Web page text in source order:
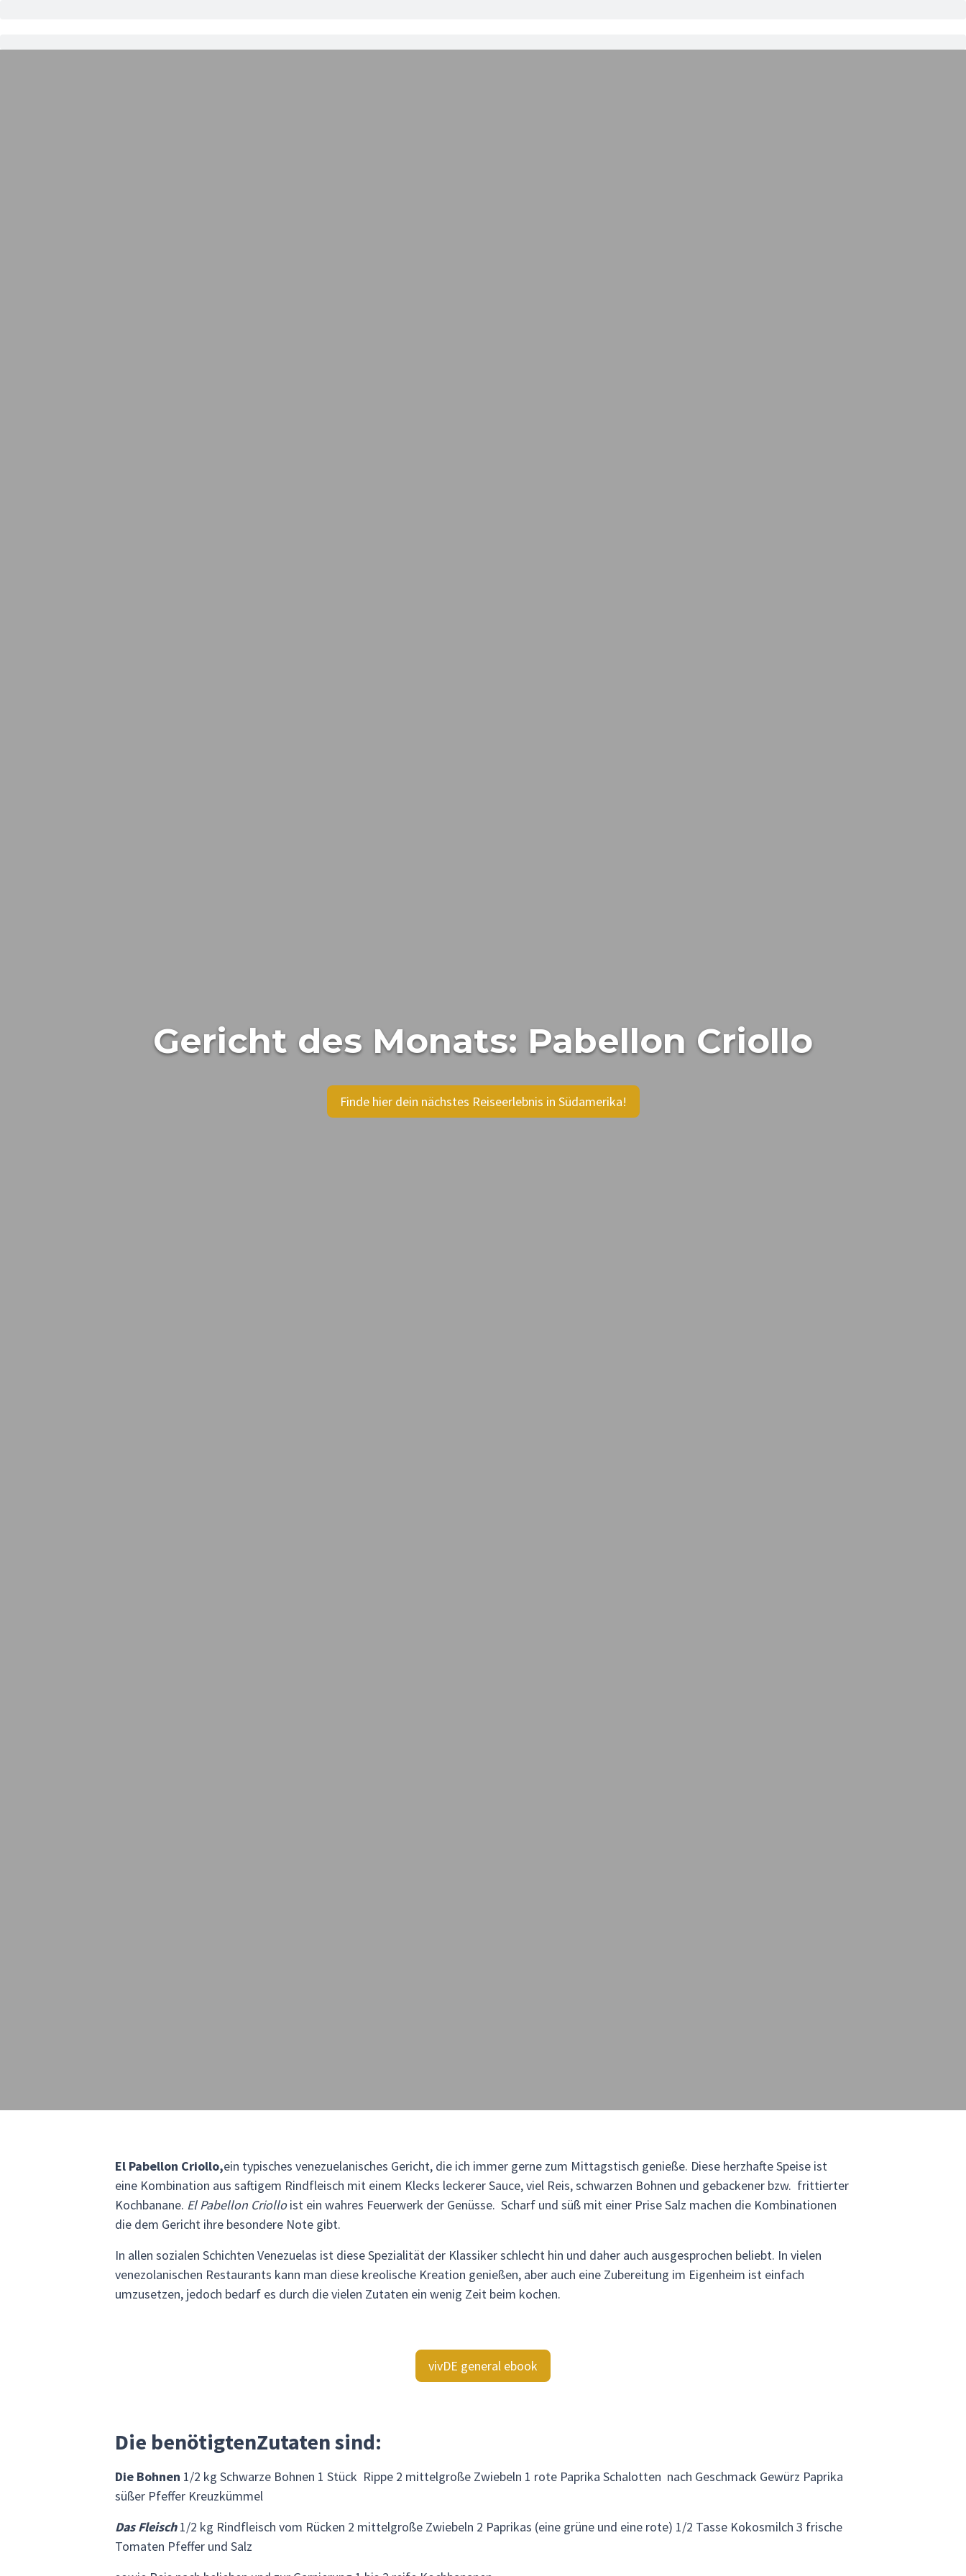
Gericht des Monats: Pabellon Criollo
Finde hier dein nächstes Reiseerlebnis in Südamerika!
El Pabellon Criollo,ein typisches venezuelanisches Gericht, die ich immer gerne zum Mittagstisch genieße. Diese herzhafte Speise ist
eine Kombination aus saftigem Rindfleisch mit einem Klecks leckerer Sauce, viel Reis, schwarzen Bohnen und gebackener bzw. frittierter
Kochbanane. El Pabellon Criolloist ein wahres Feuerwerk der Genüsse. Scharf und süß mit einer Prise Salz machen die Kombinationen
die dem Gericht ihre besondere Note gibt.
In allen sozialen Schichten Venezuelas ist diese Spezialität der Klassiker schlecht hin und daher auch ausgesprochen beliebt. In vielen
venezolanischen Restaurants kann man diese kreolische Kreation genießen, aber auch eine Zubereitung im Eigenheim ist einfach
umzusetzen, jedoch bedarf es durch die vielen Zutaten ein wenig Zeit beim kochen.
vivDE general ebook
Die benötigtenZutaten sind:
Die Bohnen 1/2 kg Schwarze Bohnen 1 Stück Rippe 2 mittelgroße Zwiebeln 1 rote Paprika Schalotten nach Geschmack Gewürz Paprika
süßer Pfeffer Kreuzkümmel
Das Fleisch1/2 kg Rindfleisch vom Rücken 2 mittelgroße Zwiebeln 2 Paprikas (eine grüne und eine rote) 1/2 Tasse Kokosmilch 3 frische
Tomaten Pfeffer und Salz